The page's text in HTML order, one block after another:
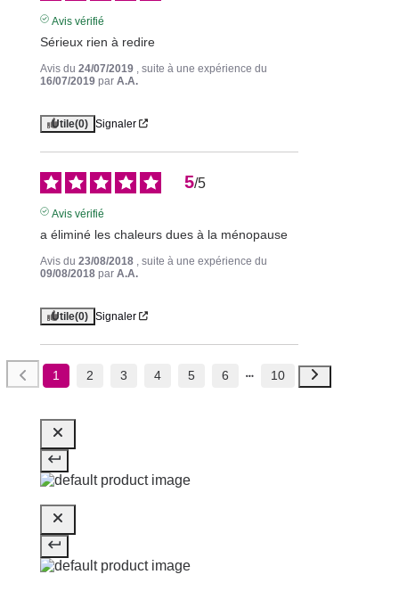
Avis vérifié
Sérieux rien à redire
Avis du 24/07/2019 , suite à une expérience du
16/07/2019 par A.A.
Utile(0) Signaler
5/5
Avis vérifié
a éliminé les chaleurs dues à la ménopause
Avis du 23/08/2018 , suite à une expérience du
09/08/2018 par A.A.
Utile(0) Signaler
1 2 3 4 5 6 10